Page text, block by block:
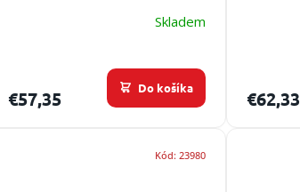
Skladem
€57,35 Do košíka €62,33
Kód: 23980